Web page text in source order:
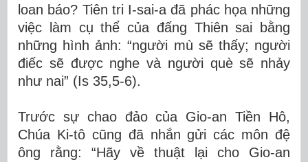
loan báo? Tiên tri I-sai-a đã phác họa những
việc làm cụ thể của đấng Thiên sai bằng
những hình ảnh: “người mù sẽ thấy; người
điếc sẽ được nghe và người què sẽ nhảy
như nai” (Is 35,5-6).
Trước sự chao đảo của Gio-an Tiền Hô,
Chúa Ki-tô cũng đã nhắn gửi các môn đệ
ông rằng: “Hãy về thuật lại cho Gio-an